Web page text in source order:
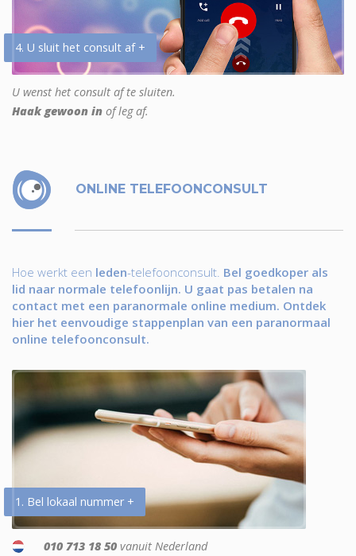
4. U sluit het consult af +
U wenst het consult af te sluiten.
Haak gewoon in of leg af.
ONLINE TELEFOONCONSULT
Hoe werkt een leden-telefoonconsult. Bel goedkoper als
lid naar normale telefoonlijn. U gaat pas betalen na
contact met een paranormale online medium. Ontdek
hier het eenvoudige stappenplan van een paranormaal
online telefoonconsult.
1. Bel lokaal nummer +
010 713 18 50 vanuit Nederland